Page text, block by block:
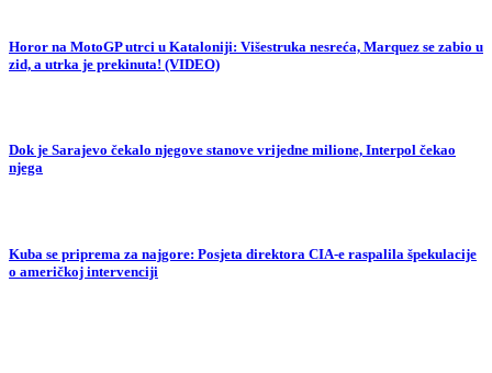
Horor na MotoGP utrci u Kataloniji: Višestruka nesreća, Marquez se zabio u
zid, a utrka je prekinuta! (VIDEO)
Dok je Sarajevo čekalo njegove stanove vrijedne milione, Interpol čekao
njega
Kuba se priprema za najgore: Posjeta direktora CIA-e raspalila špekulacije
o američkoj intervenciji